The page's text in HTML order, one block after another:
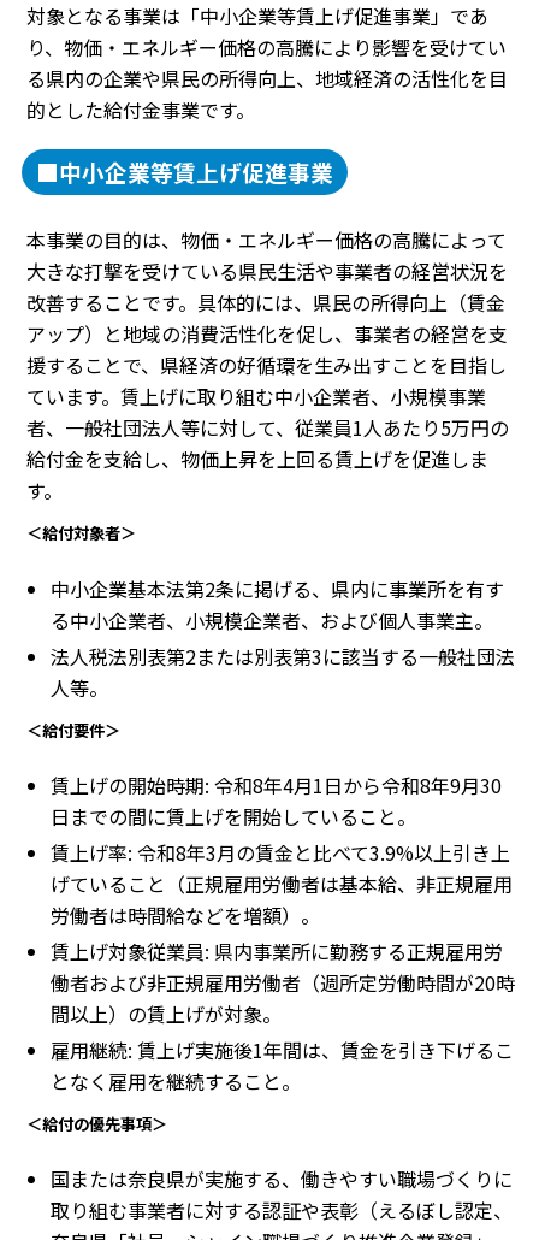
対象となる事業は「中小企業等賃上げ促進事業」であ
り、物価・エネルギー価格の高騰により影響を受けてい
る県内の企業や県民の所得向上、地域経済の活性化を目
的とした給付金事業です。
■中小企業等賃上げ促進事業
本事業の目的は、物価・エネルギー価格の高騰によって
大きな打撃を受けている県民生活や事業者の経営状況を
改善することです。具体的には、県民の所得向上（賃金
アップ）と地域の消費活性化を促し、事業者の経営を支
援することで、県経済の好循環を生み出すことを目指し
ています。賃上げに取り組む中小企業者、小規模事業
者、一般社団法人等に対して、従業員1人あたり5万円の
給付金を支給し、物価上昇を上回る賃上げを促進しま
す。
＜給付対象者＞
中小企業基本法第2条に掲げる、県内に事業所を有す
る中小企業者、小規模企業者、および個人事業主。
法人税法別表第2または別表第3に該当する一般社団法
人等。
＜給付要件＞
賃上げの開始時期: 令和8年4月1日から令和8年9月30
日までの間に賃上げを開始していること。
賃上げ率: 令和8年3月の賃金と比べて3.9%以上引き上
げていること（正規雇用労働者は基本給、非正規雇用
労働者は時間給などを増額）。
賃上げ対象従業員: 県内事業所に勤務する正規雇用労
働者および非正規雇用労働者（週所定労働時間が20時
間以上）の賃上げが対象。
雇用継続: 賃上げ実施後1年間は、賃金を引き下げるこ
となく雇用を継続すること。
＜給付の優先事項＞
国または奈良県が実施する、働きやすい職場づくりに
取り組む事業者に対する認証や表彰（えるぼし認定、